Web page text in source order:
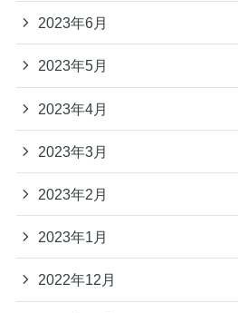
2023年6月
2023年5月
2023年4月
2023年3月
2023年2月
2023年1月
2022年12月